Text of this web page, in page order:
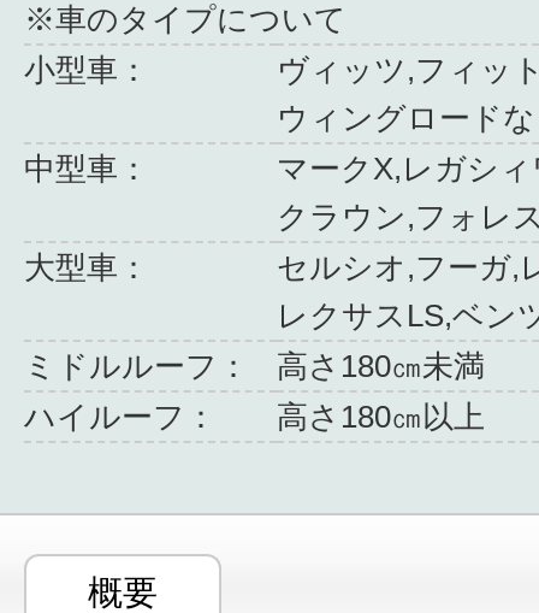
※車のタイプについて
小型車：
ヴィッツ,フィッ
ウィングロード
中型車：
マークX,レガシ
クラウン,フォレ
大型車：
セルシオ,フーガ,
レクサスLS,ベン
ミドルルーフ：
高さ180㎝未満
ハイルーフ：
高さ180㎝以上
概要